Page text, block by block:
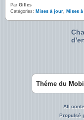
Par Gilles
Catégories: Mises à jour, Mises
Théme du
All
Propulsé